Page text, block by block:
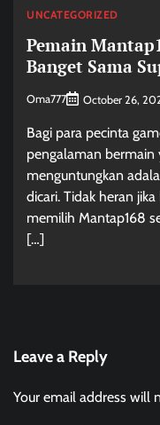
UNCATEGORIZED
Pemain
Banget Sama
Oma777 October 26,
Bagi para pecinta
pengalaman bermain
menguntungkan
dicari. Tidak heran
memilih Mantap168
[…]
Leave a Reply
Your email address will